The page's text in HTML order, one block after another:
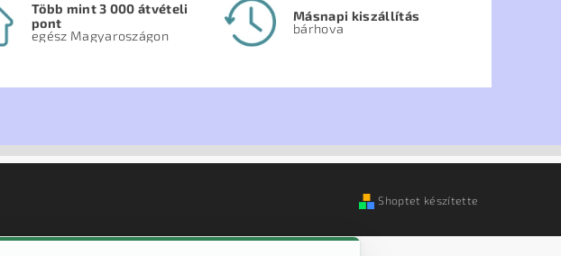
Több mint 3 000 átvételi
pont
egész Magyaroszágon
Másnapi kiszállítás
bárhova
Shoptet készítette